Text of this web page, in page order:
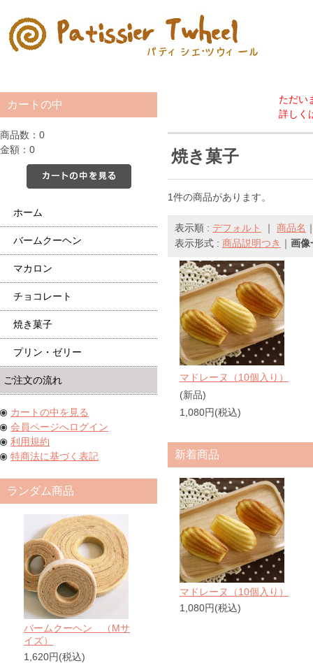
ただい
詳しく
焼き菓子
1件の商品があります。
表示順 : デフォルト ｜ 商品名
表示形式 : 商品説明つき ｜ 画像
マドレーヌ（10個入り）
(新品)
1,080円(税込)
新着商品
マドレーヌ（10個入り）
1,080円(税込)
カートの中
商品数：0
金額：0
ホーム
バームクーヘン
マカロン
チョコレート
焼き菓子
プリン・ゼリー
ご注文の流れ
カートの中を見る
会員ページへログイン
利用規約
特商法に基づく表記
ランダム商品
バームクーヘン （Mサ
イズ）
1,620円(税込)